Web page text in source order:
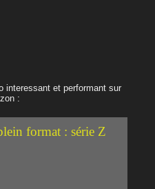
interessant et performant sur
:
format : série Z